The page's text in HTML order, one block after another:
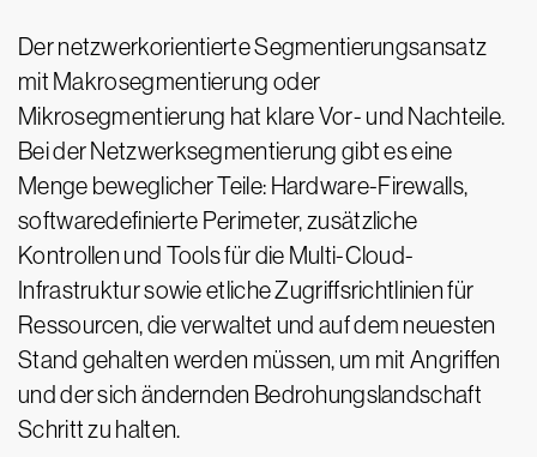
Der netzwerkorientierte Segmentierungsansatz
mit Makrosegmentierung oder
Mikrosegmentierung hat klare Vor- und Nachteile.
Bei der Netzwerksegmentierung gibt es eine
Menge beweglicher Teile: Hardware-Firewalls,
softwaredefinierte Perimeter, zusätzliche
Kontrollen und Tools für die Multi-Cloud-
Infrastruktur sowie etliche Zugriffsrichtlinien für
Ressourcen, die verwaltet und auf dem neuesten
Stand gehalten werden müssen, um mit Angriffen
und der sich ändernden Bedrohungslandschaft
Schritt zu halten.